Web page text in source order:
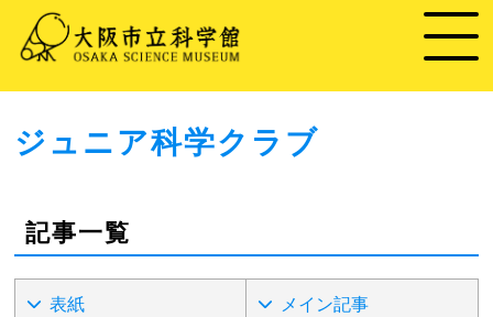
ジュニア科学クラブ
記事一覧
表紙 メイン記事